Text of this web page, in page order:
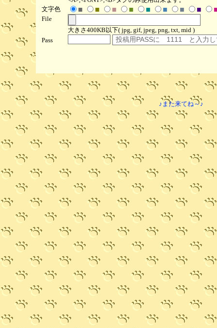
文字色
■ ■ ■ ■ ■ ■ ■ ■
File
大きさ400KB以下( jpg, gif, jpeg, png, txt, mid )
Pass
♪また来てね～♪